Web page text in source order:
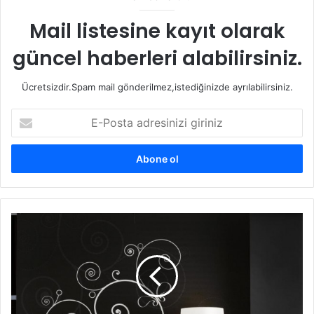
demlenerek hazırlanmış çay
Acil Durumlar İçin Su Diyeti
Öğle: 2 kase istediğiniz sebze çorbası, 2 su bardağı su,
Sevdiğiniz sebzelerden hazırlanmış salata.
Mail listesine kayıt olarak
güncel haberleri alabilirsiniz.
Ücretsizdir.Spam mail gönderilmez,istediğinizde ayrılabilirsiniz.
Posta
adresinizi